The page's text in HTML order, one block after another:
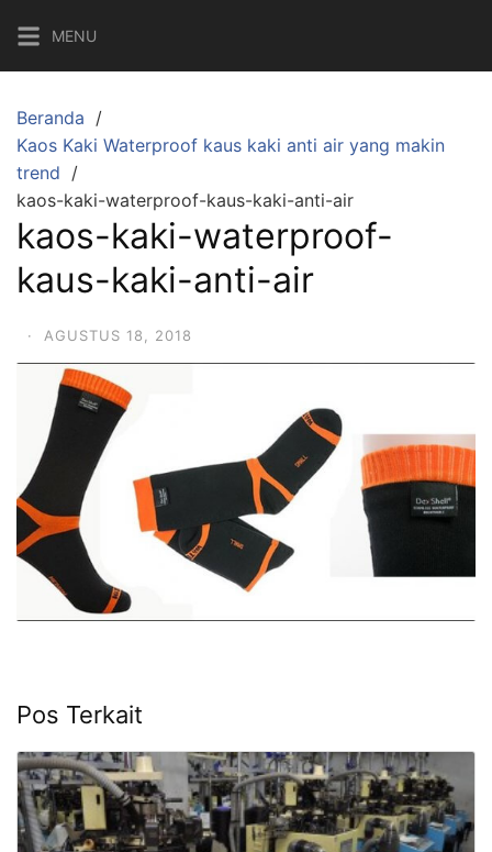
ke
konten
MENU
Beranda
Kaos Kaki Waterproof kaus kaki anti air yang makin
trend
kaos-kaki-waterproof-kaus-kaki-anti-air
kaos-kaki-waterproof-
kaus-kaki-anti-air
· AGUSTUS 18, 2018
Pos Terkait